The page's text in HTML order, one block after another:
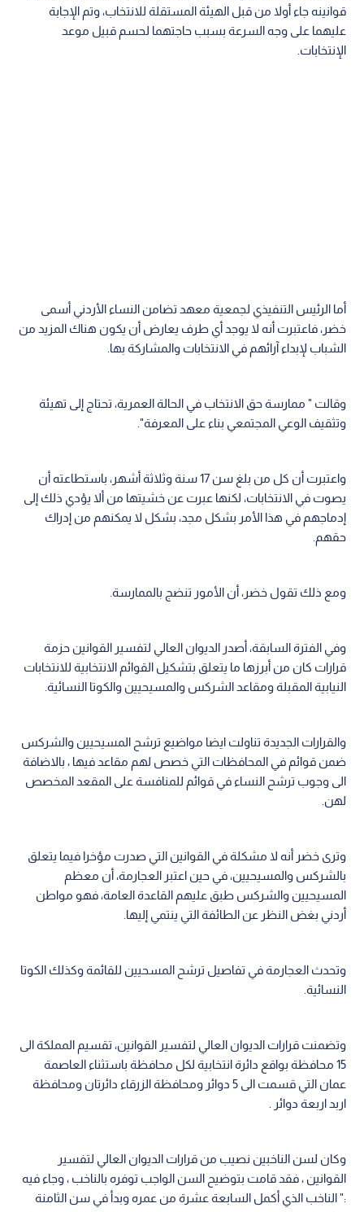
قوانينه جاء أولا من قبل الهيئة المستقلة للانتخاب، وتم الإجابة
عليهما على وجه السرعة بسبب حاجتهما لحسم قبيل موعد
الإنتخابات.
أما الرئيس التنفيذي لجمعية معهد تضامن النساء الأردني أسمى
خضر، فاعتبرت أنه لا يوجد أي طرف يعارض أن يكون هناك المزيد من
الشباب لإبداء آرائهم في الانتخابات والمشاركة بها.
وقالت " ممارسة حق الانتخاب في الحالة العمرية، تحتاج إلى تهيئة
وتثقيف الوعي المجتمعي بناء على المعرفة".
واعتبرت أن كل من بلغ سن 17 سنة وثلاثة أشهر، باستطاعته أن
يصوت في الانتخابات، لكنها عبرت عن خشيتها من ألا يؤدي ذلك إلى
إدماجهم في هذا الأمر بشكل مجد، بشكل لا يمكنهم من إدراك
حقهم.
ومع ذلك تقول خضر، أن الأمور تنضج بالممارسة.
وفي الفترة السابقة، أصدر الديوان العالي لتفسير القوانين حزمة
قرارات كان من أبرزها ما يتعلق بتشكيل القوائم الانتخابية للانتخابات
النيابية المقبلة ومقاعد الشركس والمسيحيين والكوتا النسائية.
والقرارات الجديدة تناولت ايضا مواضيع ترشح المسيحيين والشركس
ضمن قوائم في المحافظات التي خصص لهم مقاعد فيها ، بالاضافة
الى وجوب ترشح النساء في قوائم للمنافسة على المقعد المخصص
لهن.
وترى خضر أنه لا مشكلة في القوانين التي صدرت مؤخرا فيما يتعلق
بالشركس والمسيحيين، في حين اعتبر العجارمة، أن معظم
المسيحيين والشركس طبق عليهم القاعدة العامة، فهو مواطن
أردني بغض النظر عن الطائفة التي ينتمي إليها.
وتحدث العجارمة في تفاصيل ترشح المسحيين للقائمة وكذلك الكوتا
النسائية.
وتضمنت قرارات الديوان العالي لتفسير القوانين، تقسيم المملكة الى
15 محافظة بواقع دائرة انتخابية لكل محافظة باستثناء العاصمة
عمان التي قسمت الى 5 دوائر ومحافظة الزرقاء دائرتان ومحافظة
اربد اربعة دوائر .
وكان لسن الناخبين نصيب من قرارات الديوان العالي لتفسير
القوانين ، فقد قامت بتوضيح السن الواجب توفره بالناخب ، وجاء فيه
:" الناخب الذي أكمل السابعة عشرة من عمره وبدأ في سن الثامنة